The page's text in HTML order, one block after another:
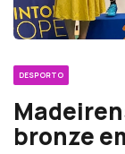
DESPORTO
bronze